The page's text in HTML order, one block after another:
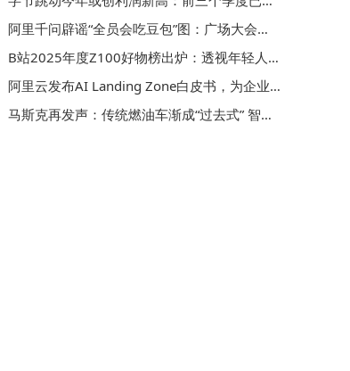
阿里千问辟谣“全员会吃豆包”图：广场大会不实，图系AI生成
B站2025年度Z100好物榜出炉：透视年轻人“硬核科技+情绪价值”消费观
阿里云发布AI Landing Zone白皮书，为企业AI治理与智能化运营提供新路径
马斯克再发声：传统燃油车渐成“过去式” 智能化成汽车竞争新焦点